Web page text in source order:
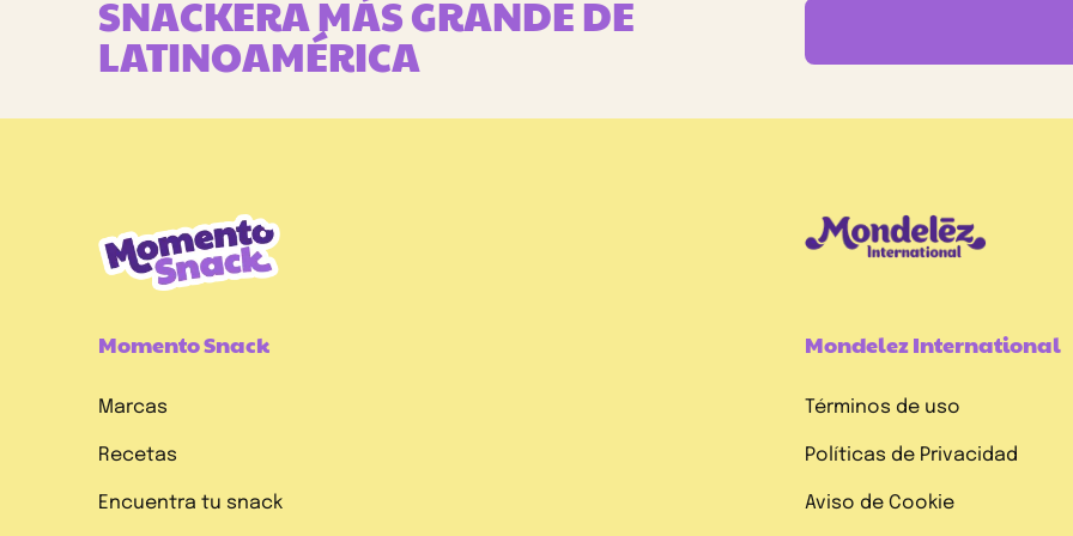
SNACKERA MÁS GRANDE DE
LATINOAMÉRICA
Momento Snack
Marcas
Recetas
Encuentra tu snack
Mondelez International
Términos de uso
Políticas de Privacidad
Aviso de Cookie
¡REGÍSTRATE
NUESTRO
NEWSLETTER